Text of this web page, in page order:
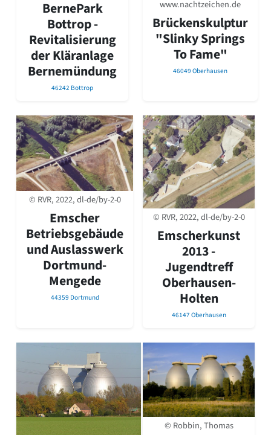
David Chipperfield
Harald Deilmann
Gottfried Böhm
Schneider von Esleben
Peter Behrens
Auszeichnung vorbildlicher Bauten NRW 2020
Big Beautiful Buildings (Großbauten der Nachkriegszeit)
Gesamtübersicht...
Gegenwart
Postmoderne
1950er-70er Jahre
Moderne
Reformarchitektur
Jugendstil
Historismus
Klassizismus
Barock
Renaissance
Gotik
Romanik
Vorromanik
Über baukunst-nrw
Freunde & Förderer
Kontakt
Impressum
Datenschutz
BernePark
Bottrop -
Revitalisierung
der Kläranlage
Bernemündung
46242 Bottrop
www.nachtzeichen.de
Brückenskulptur
"Slinky Springs
To Fame"
46049 Oberhausen
© RVR, 2022, dl-de/by-2-0
Emscher
Betriebsgebäude
und Auslasswerk
Dortmund-
Mengede
44359 Dortmund
© RVR, 2022, dl-de/by-2-0
Emscherkunst
2013 -
Jugendtreff
Oberhausen-
Holten
46147 Oberhausen
© Robbin, Thomas